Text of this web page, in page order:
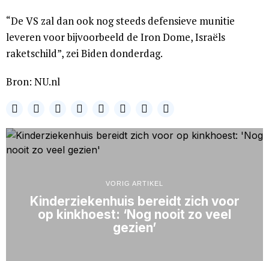
“De VS zal dan ook nog steeds defensieve munitie
leveren voor bijvoorbeeld de Iron Dome, Israëls
raketschild”, zei Biden donderdag.
Bron: NU.nl
VORIG ARTIKEL
Kinderziekenhuis bereidt zich voor
op kinkhoest: ‘Nog nooit zo veel
gezien’